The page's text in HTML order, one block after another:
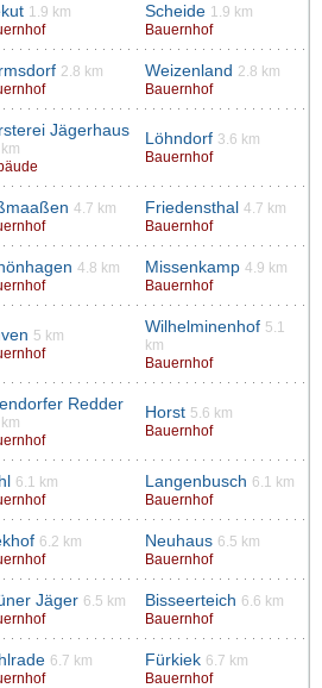
1.9 km
Scheide 1.9 km
Bauernhof
2.8 km
Weizenland 2.8 km
Bauernhof
Jägerhaus Löhndorf 3.6 km
Bauernhof
4.7 km
Friedensthal 4.7 km
Bauernhof
4.8 km
Missenkamp 4.9 km
Bauernhof
5 km
Wilhelminenhof 5.1
km
Bauernhof
Redder Horst 5.6 km
Bauernhof
6.1 km
Langenbusch 6.1 km
Bauernhof
6.2 km
Neuhaus 6.5 km
Bauernhof
Jäger 6.5 km
Bisseerteich 6.6 km
Bauernhof
6.7 km
Fürkiek 6.7 km
Bauernhof